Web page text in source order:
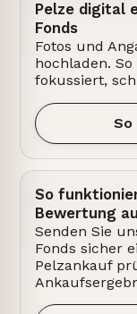
Pelze digital
Fonds
Fotos und
hochladen.
fokussiert,
So
Bewertung
Senden Sie
Fonds sicher
Pelzankauf